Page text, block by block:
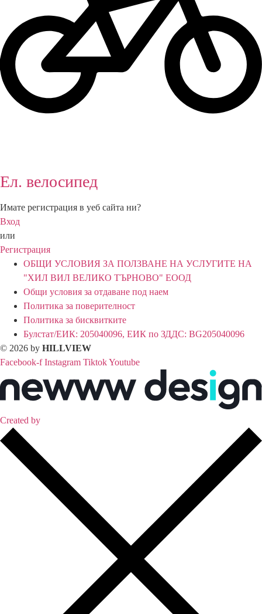
Ел. велосипед
Имате регистрация в уеб сайта ни?
Вход
или
Регистрация
ОБЩИ УСЛОВИЯ ЗА ПОЛЗВАНЕ НА УСЛУГИТЕ НА
"ХИЛ ВИЛ ВЕЛИКО ТЪРНОВО" ЕООД
Общи условия за отдаване под наем
Политика за поверителност
Политика за бисквитките
Булстат/ЕИК: 205040096, ЕИК по ЗДДС: BG205040096
© 2026 by HILLVIEW
Facebook-f Instagram TiktokYoutube
Created by